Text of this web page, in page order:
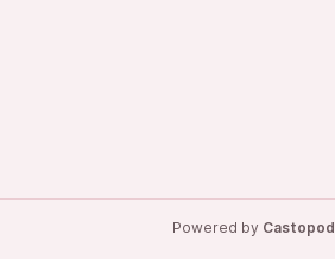
Powered by Castopod